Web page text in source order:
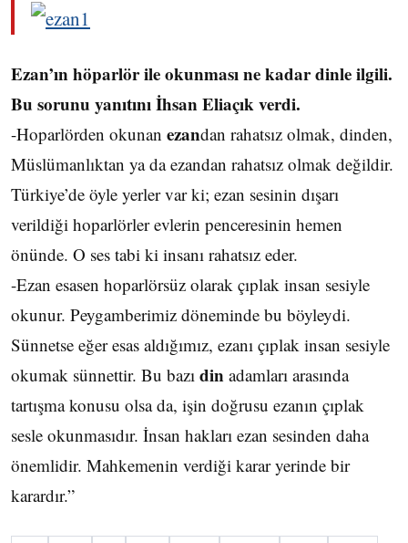
Ezan’ın höparlör ile okunması ne kadar dinle ilgili.
Bu sorunu yanıtını İhsan Eliaçık verdi.
-Hoparlörden okunan ezandan rahatsız olmak, dinden,
Müslümanlıktan ya da ezandan rahatsız olmak değildir.
Türkiye’de öyle yerler var ki; ezan sesinin dışarı
verildiği hoparlörler evlerin penceresinin hemen
önünde. O ses tabi ki insanı rahatsız eder.
-Ezan esasen hoparlörsüz olarak çıplak insan sesiyle
okunur. Peygamberimiz döneminde bu böyleydi.
Sünnetse eğer esas aldığımız, ezanı çıplak insan sesiyle
okumak sünnettir. Bu bazı din adamları arasında
tartışma konusu olsa da, işin doğrusu ezanın çıplak
sesle okunmasıdır. İnsan hakları ezan sesinden daha
önemlidir. Mahkemenin verdiği karar yerinde bir
karardır.”